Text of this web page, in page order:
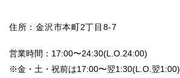
住所：金沢市本町2丁目8-7
営業時間：17:00〜24:30(L.O.24:00)
※金・土・祝前は17:00〜翌1:30(L.O.翌1:00)